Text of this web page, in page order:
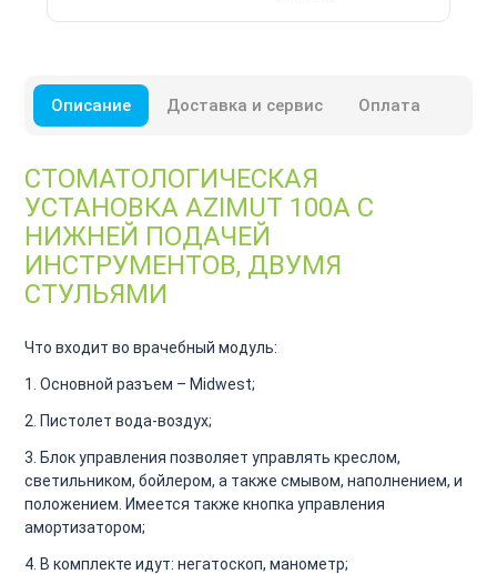
Описание Доставка и сервис Оплата
СТОМАТОЛОГИЧЕСКАЯ
УСТАНОВКА AZIMUT 100A С
НИЖНЕЙ ПОДАЧЕЙ
ИНСТРУМЕНТОВ, ДВУМЯ
СТУЛЬЯМИ
Что входит во врачебный модуль:
1. Основной разъем – Midwest;
2. Пистолет вода-воздух;
3. Блок управления позволяет управлять креслом,
светильником, бойлером, а также смывом, наполнением, и
положением. Имеется также кнопка управления
амортизатором;
4. В комплекте идут: негатоскоп, манометр;